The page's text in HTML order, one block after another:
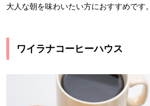
大人な朝を味わいたい方におすすめです。
ワイラナコーヒーハウス